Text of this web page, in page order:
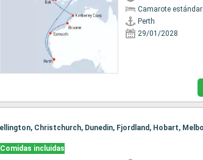
Camarote estándar
Perth
29/01/2028
Comidas incluidas